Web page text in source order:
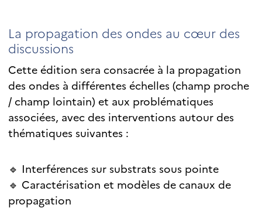
La propagation des ondes au cœur des
discussions
Cette édition sera consacrée à la propagation
des ondes à différentes échelles (champ proche
/ champ lointain) et aux problématiques
associées, avec des interventions autour des
thématiques suivantes :
🔹 Interférences sur substrats sous pointe
🔹 Caractérisation et modèles de canaux de
propagation